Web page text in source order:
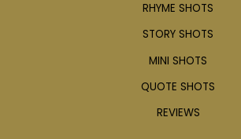
RHYME SHOTS
STORY SHOTS
MINI SHOTS
QUOTE SHOTS
REVIEWS